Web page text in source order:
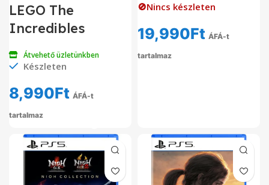
LEGO The
Incredibles
Átvehető üzletünkben
Készleten
8,990Ft ÁFÁ-t
tartalmaz
🚫Nincs készleten
19,990Ft ÁFÁ-t
tartalmaz